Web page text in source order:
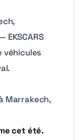
EKSCARS
véhicules
Marrakech,
cet été.